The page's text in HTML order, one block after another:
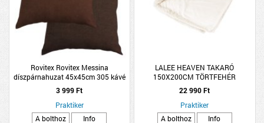
Rovitex Rovitex Messina
díszpárnahuzat 45x45cm 305 kávé
kétoldalú
3 999 Ft
Praktiker
A bolthoz
Info
LALEE HEAVEN TAKARÓ
150X200CM TÖRTFEHÉR
POLIÉSZTER
22 990 Ft
Praktiker
A bolthoz
Info